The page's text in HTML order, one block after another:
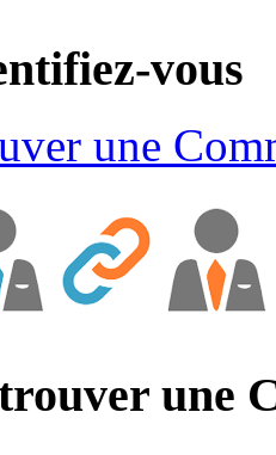
vous
une
une